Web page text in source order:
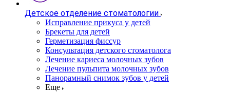
Детское отделение стоматологии
Исправление прикуса у детей
Брекеты для детей
Герметизация фиссур
Консультация детского стоматолога
Лечение кариеса молочных зубов
Лечение пульпита молочных зубов
Панорамный снимок зубов у детей
Еще